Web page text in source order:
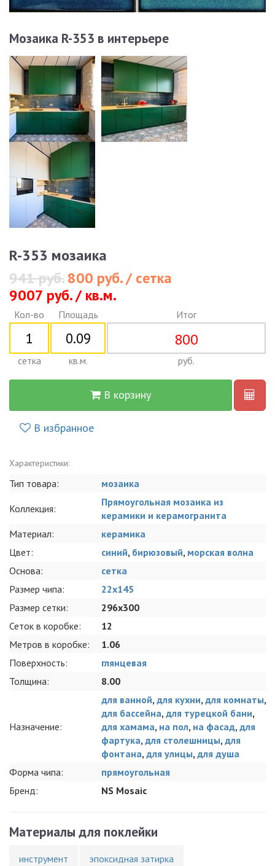
Мозаика R-353 в интерьере
R-353 мозаика
941 руб.800 руб. / сетка
9007 руб. / кв.м.
Кол-во
сетка
Площадь
кв.м.
Итог
800
руб.
В корзину
В избранное
Характеристики:
Тип товара: мозаика
Коллекция:
Прямоугольная мозаика из
керамики и керамогранита
Материал:
керамика
Цвет:
синий, бирюзовый, морская волна
Основа:
сетка
Размер чипа:
22x145
Размер сетки:
296x300
Сеток в коробке:
12
Метров в коробке:
1.06
Поверхность:
глянцевая
Толщина:
8.00
Назначение:
для ванной, для кухни, для комнаты,
для бассейна, для турецкой бани,
для хамама, на пол, на фасад, для
фартука, для столешницы, для
фонтана, для улицы, для душа
Форма чипа:
прямоугольная
Бренд:
NS Mosaic
Материалы для поклейки
инструмент эпоксидная затирка